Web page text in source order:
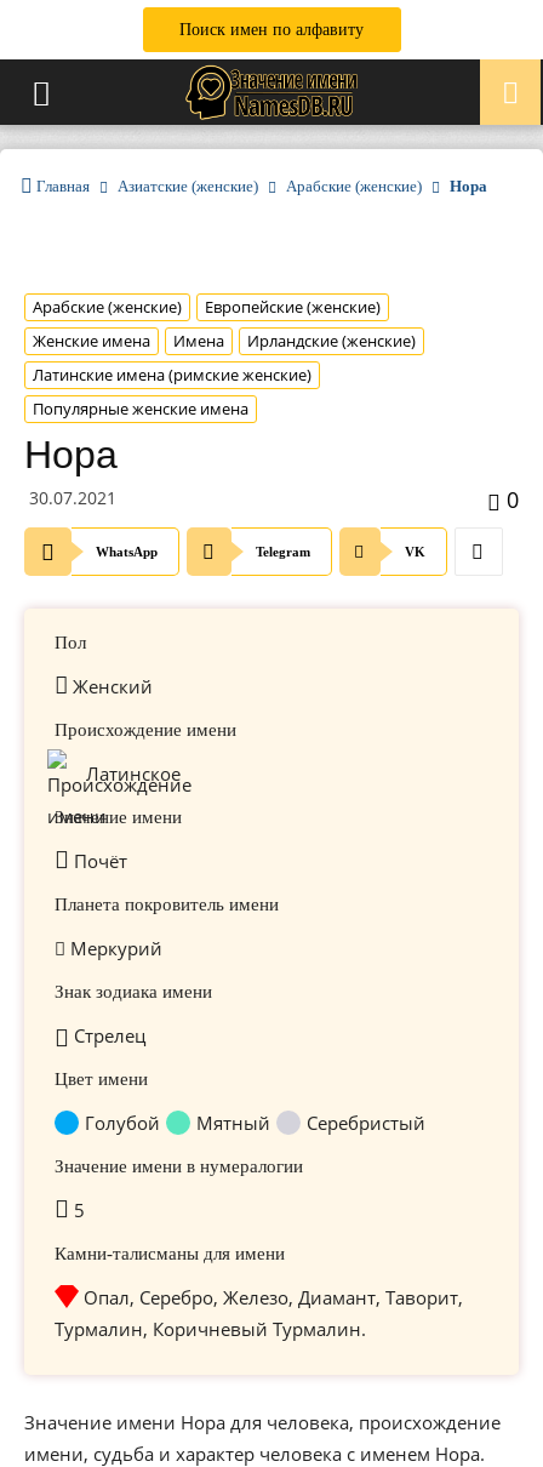
Поиск имен по алфавиту
Главная Азиатские (женские) Арабские (женские) Нора
Арабские (женские)
Европейские (женские)
Женские имена
Имена
Ирландские (женские)
Латинские имена (римские женские)
Популярные женские имена
Нора
30.07.2021 0
WhatsApp Telegram VK
Пол
Женский
Происхождение имени
Латинское
Значение имени
Почёт
Планета покровитель имени
Меркурий
Знак зодиака имени
Стрелец
Цвет имени
Голубой Мятный Серебристый
Значение имени в нумералогии
5
Камни-талисманы для имени
Опал, Серебро, Железо, Диамант, Таворит,
Турмалин, Коричневый Турмалин.
Значение имени Нора для человека, происхождение
имени, судьба и характер человека с именем Нора.